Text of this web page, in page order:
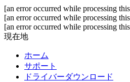
[an error occurred while processing
[an error occurred while processing
[an error occurred while processing
現在地
ホーム
サポート
ドライバーダウンロード